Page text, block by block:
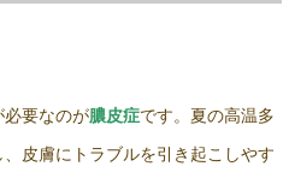
必要なのが膿皮症です。夏の高温多
皮膚にトラブルを引き起こしやす